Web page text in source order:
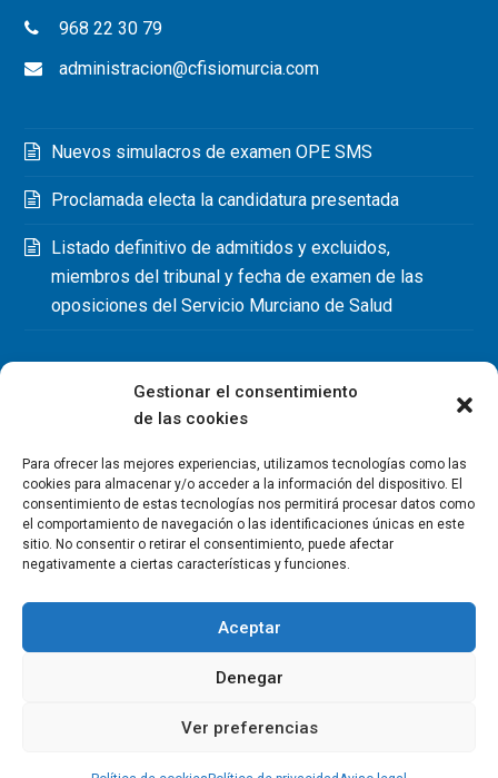
Gestionar el consentimiento
de las cookies
Para ofrecer las mejores experiencias, utilizamos tecnologías como las
cookies para almacenar y/o acceder a la información del dispositivo. El
consentimiento de estas tecnologías nos permitirá procesar datos como
el comportamiento de navegación o las identificaciones únicas en este
sitio. No consentir o retirar el consentimiento, puede afectar
negativamente a ciertas características y funciones.
Aceptar
Denegar
Ver preferencias
968 22 30 79
administracion@cfisiomurcia.com
Nuevos simulacros de examen OPE SMS
Proclamada electa la candidatura presentada
Listado definitivo de admitidos y excluidos,
miembros del tribunal y fecha de examen de las
oposiciones del Servicio Murciano de Salud
Copyright Colegio Oficial de Fisioterapeutas de la Región de
Contacto